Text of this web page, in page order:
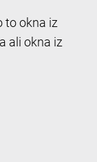
to okna iz
ali okna iz